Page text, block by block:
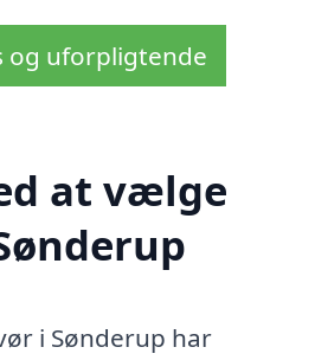
og uforpligtende
at vælge
i Sønderup har